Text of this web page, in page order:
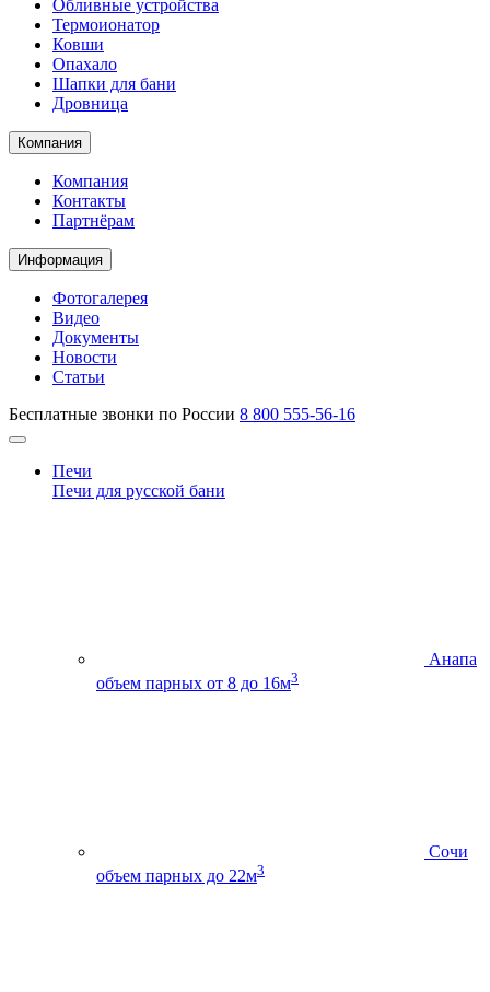
Обливные устройства
Термоионатор
Ковши
Опахало
Шапки для бани
Дровница
Компания
Компания
Контакты
Партнёрам
Информация
Фотогалерея
Видео
Документы
Новости
Статьи
Бесплатные звонки по России 8 800 555-56-16
Печи
Печи для русской бани
Анапа
объем парных от 8 до 16м3
Сочи
объем парных до 22м3